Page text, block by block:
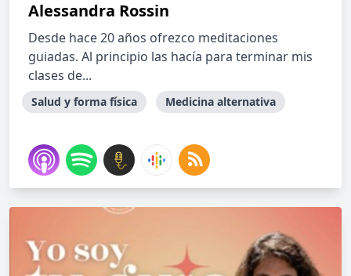
Alessandra Rossin
Desde hace 20 años ofrezco meditaciones
guiadas. Al principio las hacía para terminar mis
clases de...
Salud y forma física Medicina alternativa